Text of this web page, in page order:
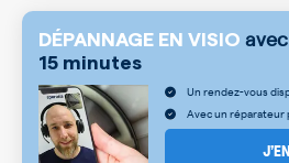
DÉPANNAGE EN VISIO
15 minutes
Un rendez-vous
Avec un